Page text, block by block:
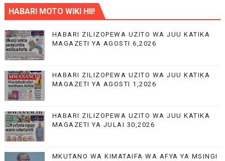
HABARI MOTO WIKI HII!
HABARI ZILIZOPEWA UZITO WA JUU KATIKA
MAGAZETI YA AGOSTI 6,2026
HABARI ZILIZOPEWA UZITO WA JUU KATIKA
MAGAZETI YA AGOSTI 1,2026
HABARI ZILIZOPEWA UZITO WA JUU KATIKA
MAGAZETI YA JULAI 30,2026
MKUTANO WA KIMATAIFA WA AFYA YA MSINGI